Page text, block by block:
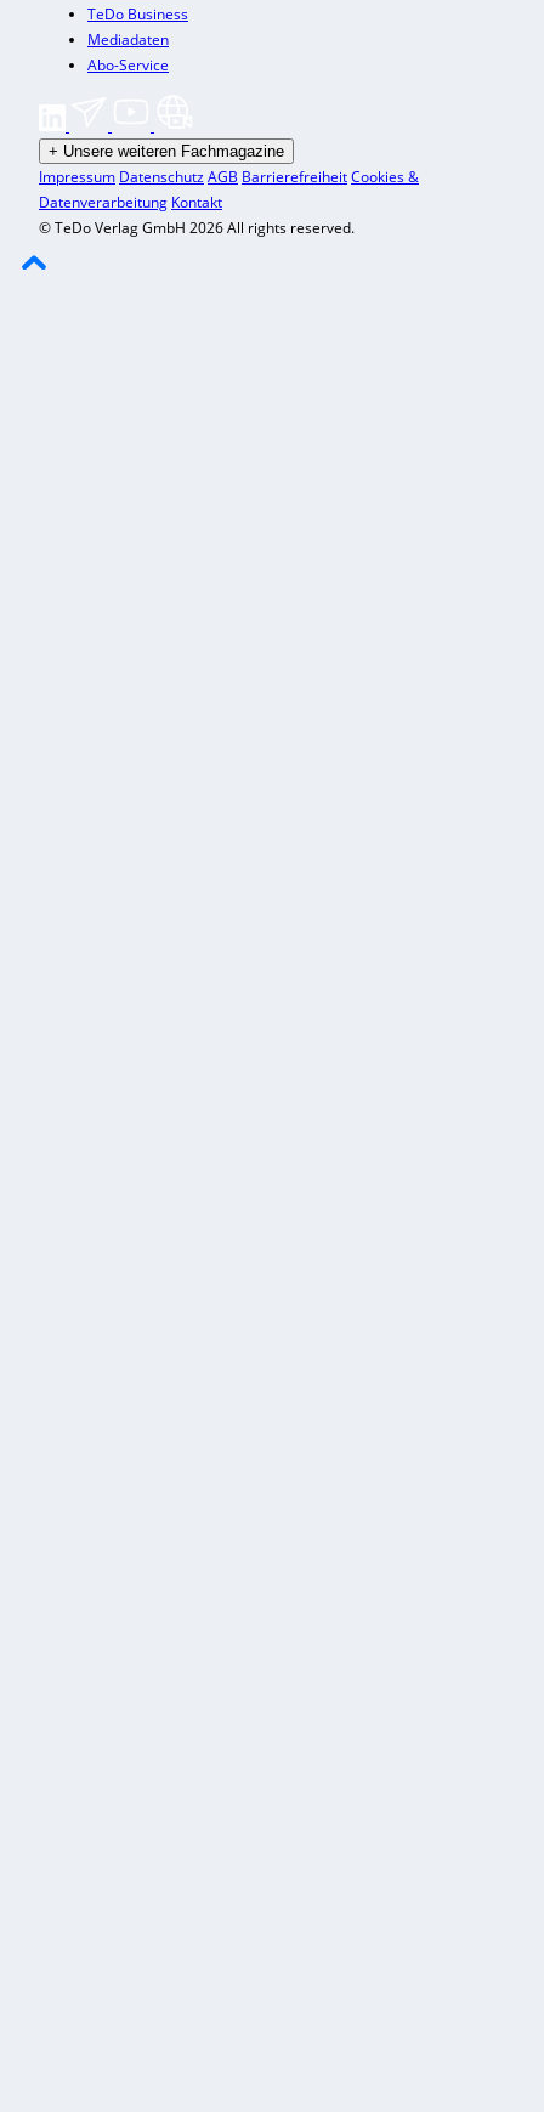
TeDo Business
Mediadaten
Abo-Service
+ Unsere weiteren Fachmagazine
Impressum DatenschutzAGB BarrierefreiheitCookies &
Datenverarbeitung Kontakt
© TeDo Verlag GmbH 2026 All rights reserved.